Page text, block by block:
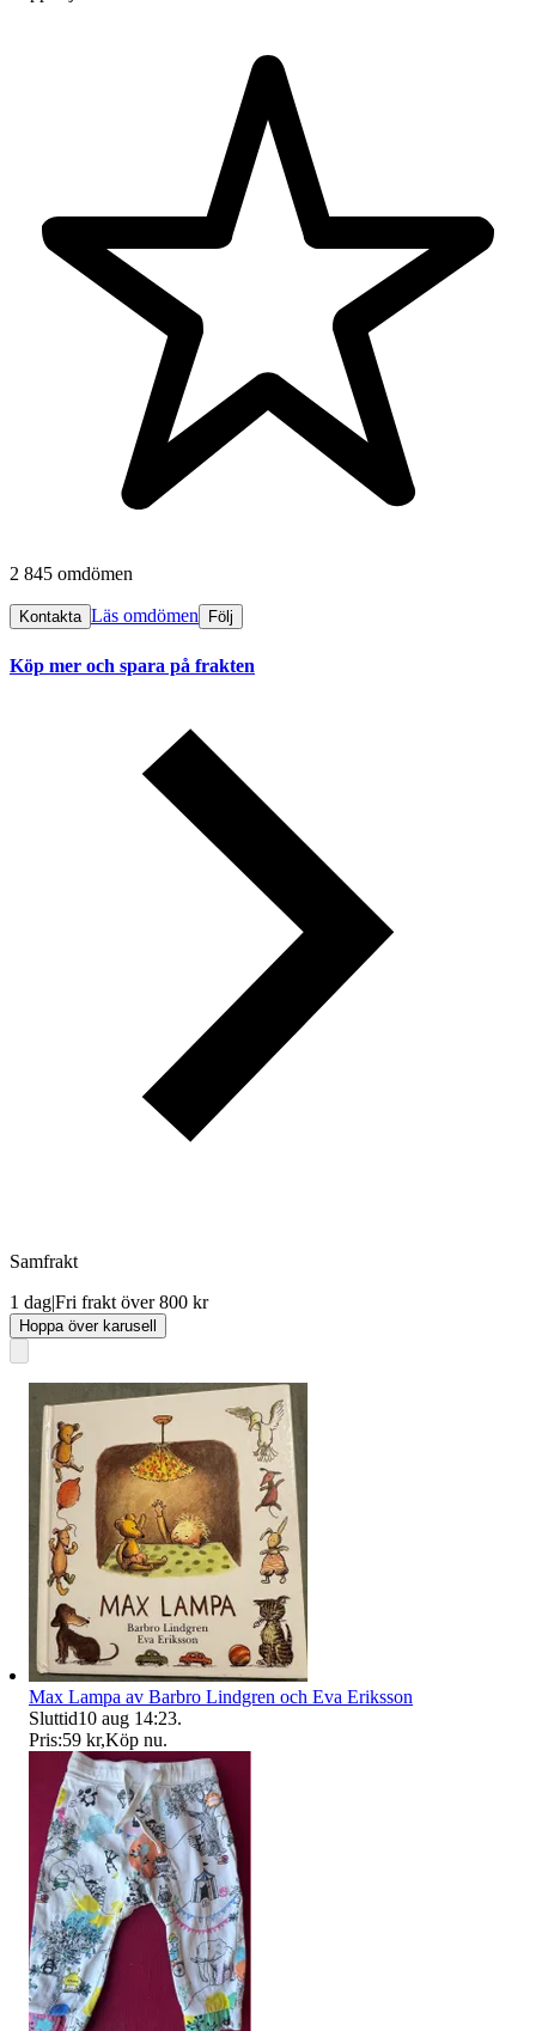
2 845 omdömen
Kontakta Läs omdömen Följ
Köp mer och spara på frakten
Samfrakt
1 dag|Fri frakt över 800 kr
Hoppa över karusell
Max Lampa av Barbro Lindgren och Eva Eriksson
Sluttid10 aug 14:23.
Pris:59 kr,Köp nu.